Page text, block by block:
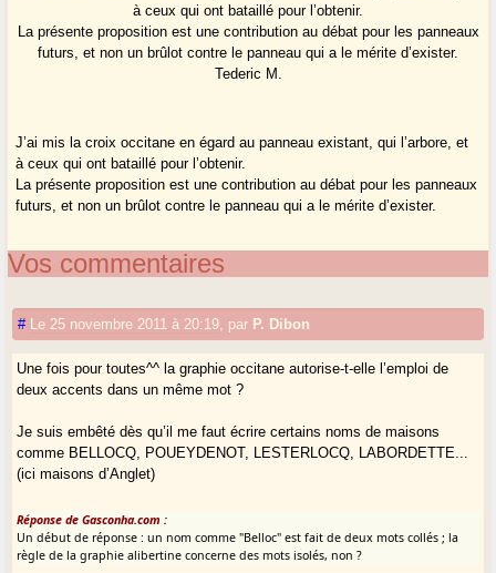
à ceux qui ont bataillé pour l’obtenir.
La présente proposition est une contribution au débat pour les panneaux
futurs, et non un brûlot contre le panneau qui a le mérite d’exister.
Tederic M.
J’ai mis la croix occitane en égard au panneau existant, qui l’arbore, et
à ceux qui ont bataillé pour l’obtenir.
La présente proposition est une contribution au débat pour les panneaux
futurs, et non un brûlot contre le panneau qui a le mérite d’exister.
Vos commentaires
# Le 25 novembre 2011 à 20:19 par P. Dibon
Une fois pour toutes^^ la graphie occitane autorise-t-elle l’emploi de
deux accents dans un même mot ?
Je suis embêté dès qu’il me faut écrire certains noms de maisons
comme BELLOCQ, POUEYDENOT, LESTERLOCQ, LABORDETTE...
(ici maisons d’Anglet)
Réponse de Gasconha.com :
Un début de réponse : un nom comme "Belloc" est fait de deux mots collés ; la
règle de la graphie alibertine concerne des mots isolés, non ?